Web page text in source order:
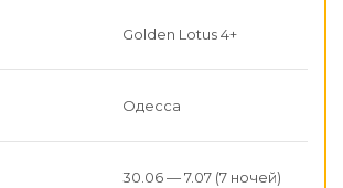
Golden Lotus 4+
Одесса
30.06 — 7.07 (7 ночей)